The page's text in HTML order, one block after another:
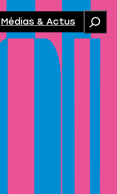
Médias & Actus